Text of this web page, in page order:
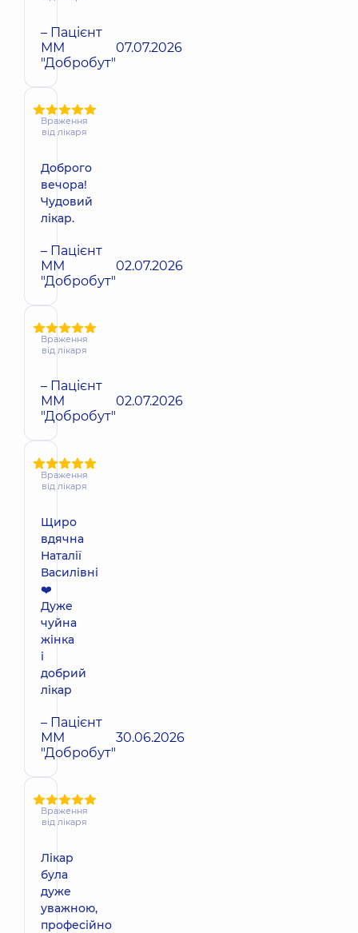
– Пацієнт
ММ
"Добробут"
07.07.2026
Враження
від лікаря
Доброго
вечора!
Чудовий
лікар.
– Пацієнт
ММ
"Добробут"
02.07.2026
Враження
від лікаря
– Пацієнт
ММ
"Добробут"
02.07.2026
Враження
від лікаря
Щиро
вдячна
Наталії
Василівні
❤️
Дуже
чуйна
жінка
і
добрий
лікар
– Пацієнт
ММ
"Добробут"
30.06.2026
Враження
від лікаря
Лікар
була
дуже
уважною,
професійно